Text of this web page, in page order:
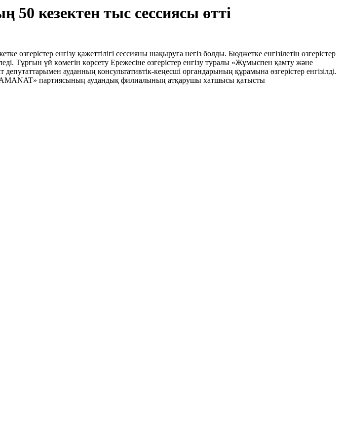
50 кезектен тыс сессиясы өтті
енгізу қажеттілігі сессияны шақыруға негіз болды. Бюджетке енгізілетін өзгерістер
Тұрғын үй көмегін көрсету Ережесіне өзгерістер енгізу туралы «Жұмыспен қамту және
ауданның консультативтік-кеңесші органдарының құрамына өзгерістер енгізілді.
партиясының аудандық филиалының атқарушы хатшысы қатысты